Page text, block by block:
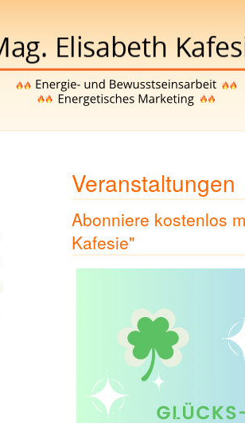
Veranstaltungen
Abonniere kostenlos
Kafesie"